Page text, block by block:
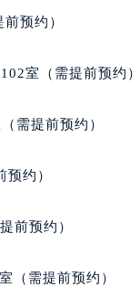
提前预约）
7楼709室（需提前
（需提前预约）
14楼14D（需提前
13层07室（需提前
室（需提前预约
预约）
室（需提前预约）
需提前预约）
约）
前预约）
（需提前预约）